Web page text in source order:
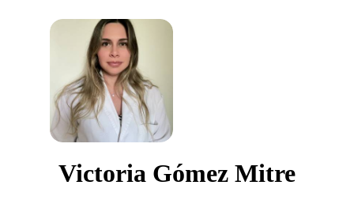
Victoria Gómez Mitre